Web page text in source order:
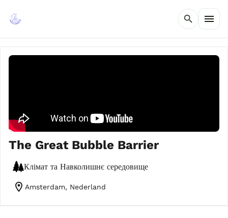
search menu
The Great Bubble Barrier
Клімат та Навколишнє середовище
location_on Amsterdam, Nederland